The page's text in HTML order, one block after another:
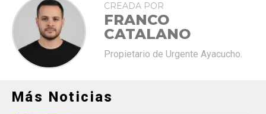
CREADA POR
FRANCO
CATALANO
Propietario de Urgente Ayacucho.
Más Noticias